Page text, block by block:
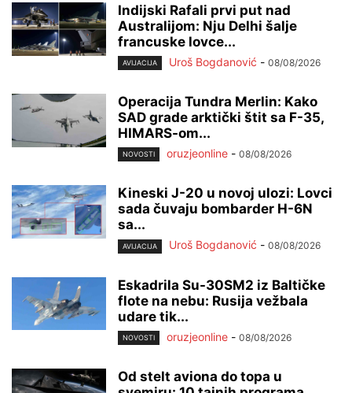
Indijski Rafali prvi put nad
Australijom: Nju Delhi šalje
francuske lovce...
AVIJACIJA Uroš Bogdanović - 08/08/2026
Operacija Tundra Merlin: Kako
SAD grade arktički štit sa F-35,
HIMARS-om...
NOVOSTI oruzjeonline - 08/08/2026
Kineski J-20 u novoj ulozi: Lovci
sada čuvaju bombarder H-6N
sa...
AVIJACIJA Uroš Bogdanović - 08/08/2026
Eskadrila Su-30SM2 iz Baltičke
flote na nebu: Rusija vežbala
udare tik...
NOVOSTI oruzjeonline - 08/08/2026
Od stelt aviona do topa u